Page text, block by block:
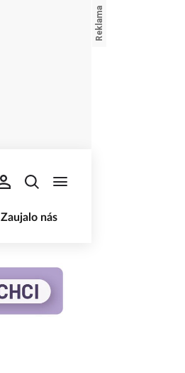
Zaujalo nás